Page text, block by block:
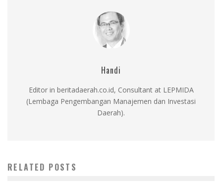
Handi
Editor in beritadaerah.co.id, Consultant at LEPMIDA
(Lembaga Pengembangan Manajemen dan Investasi
Daerah).
RELATED POSTS